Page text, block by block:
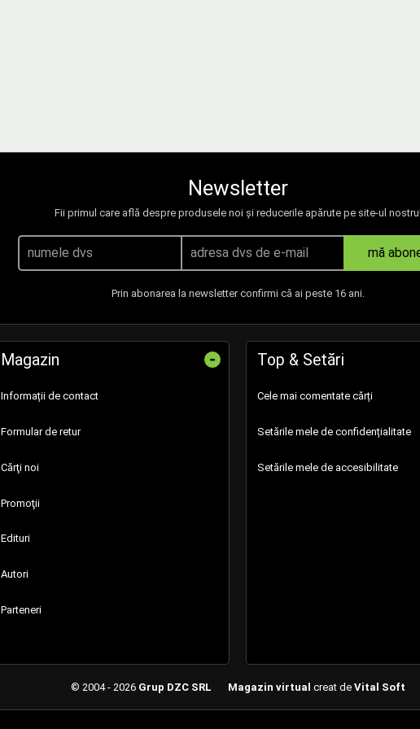
Newsletter
Fii primul care află despre produsele noi și reducerile apărute pe site-ul nostru!
mă
Prin abonarea la newsletter confirmi că ai peste 16 ani.
Magazin -
Informații de contact
Formular de retur
Cărţi noi
Promoţii
Edituri
Autori
Parteneri
Top & Setări
Cele mai comentate cărți
Setările mele de confidențialitate
Setările mele de accesibilitate
© 2004 - 2026 Grup DZC SRL Magazin virtual creat de Vital Soft